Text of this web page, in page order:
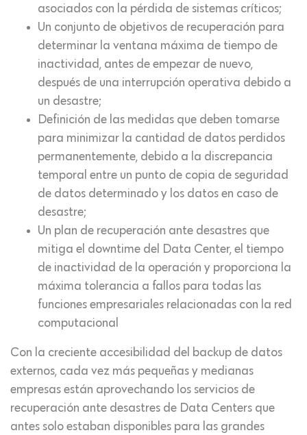
asociados con la pérdida de sistemas críticos;
Un conjunto de objetivos de recuperación para
determinar la ventana máxima de tiempo de
inactividad, antes de empezar de nuevo,
después de una interrupción operativa debido a
un desastre;
Definición de las medidas que deben tomarse
para minimizar la cantidad de datos perdidos
permanentemente, debido a la discrepancia
temporal entre un punto de copia de seguridad
de datos determinado y los datos en caso de
desastre;
Un plan de recuperación ante desastres que
mitiga el downtime del Data Center, el tiempo
de inactividad de la operación y proporciona la
máxima tolerancia a fallos para todas las
funciones empresariales relacionadas con la red
computacional
Con la creciente accesibilidad del backup de datos
externos, cada vez más pequeñas y medianas
empresas están aprovechando los servicios de
recuperación ante desastres de Data Centers que
antes solo estaban disponibles para las grandes